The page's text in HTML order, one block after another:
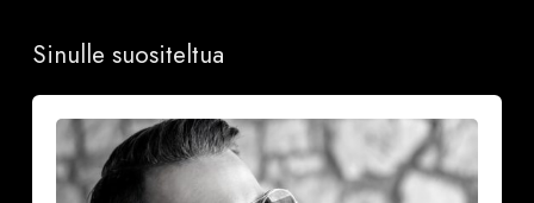
Sinulle suositeltua
iloa